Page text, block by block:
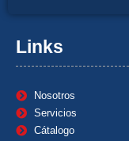
Links
Nosotros
Servicios
Cátalogo